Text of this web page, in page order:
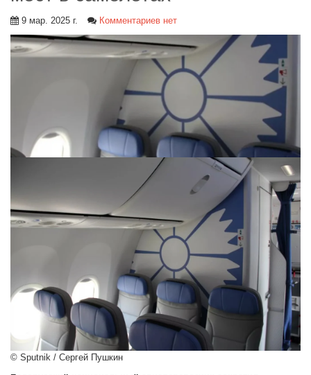
9 мар. 2025 г. Комментариев нет
© Sputnik / Сергей Пушкин